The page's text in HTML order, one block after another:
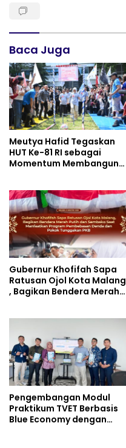
Baca Juga
Meutya Hafid Tegaskan
HUT Ke-81 RI sebagai
Momentum Membangun
Gubernur Khofifah Sapa
Ratusan Ojol Kota Malang
, Bagikan Bendera Merah
Pokok Tunggakan PKB
Pengembangan Modul
Praktikum TVET Berbasis
Blue Economy dengan